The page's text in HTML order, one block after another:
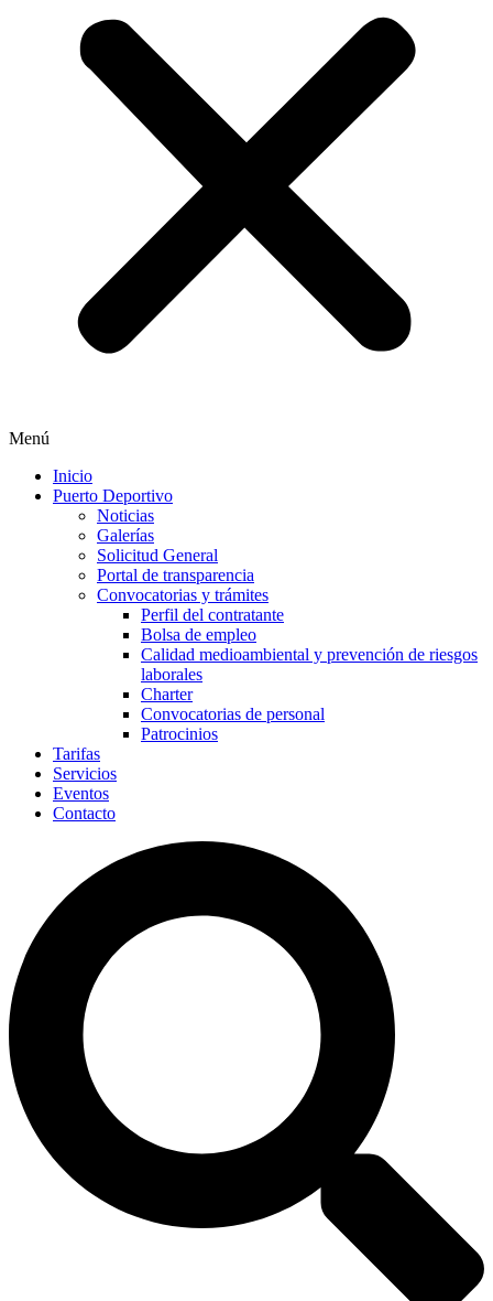
Menú
Inicio
Puerto Deportivo
Noticias
Galerías
Solicitud General
Portal de transparencia
Convocatorias y trámites
Perfil del contratante
Bolsa de empleo
Calidad medioambiental y prevención de riesgos
laborales
Charter
Convocatorias de personal
Patrocinios
Tarifas
Servicios
Eventos
Contacto